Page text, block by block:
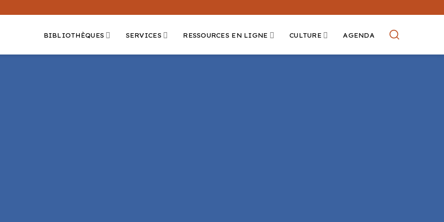
BIBLIOTHÈQUES SERVICES RESSOURCES EN LIGNE CULTURE AGENDA